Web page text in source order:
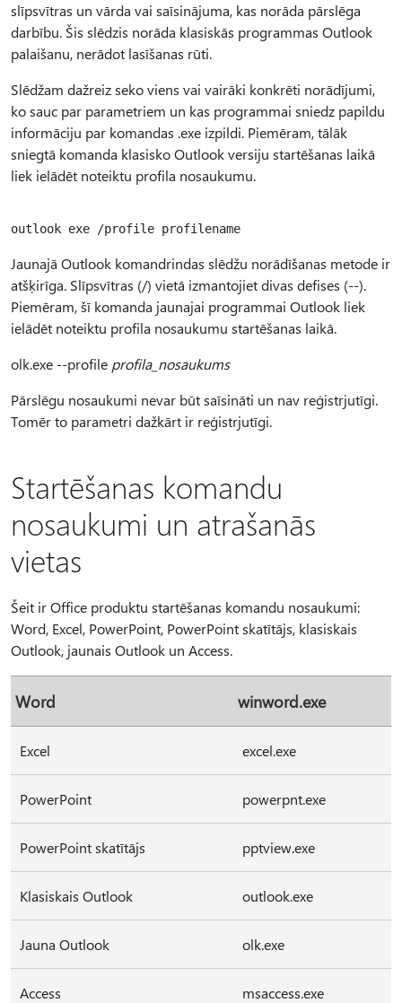
slīpsvītras un vārda vai saīsinājuma, kas norāda pārslēga
darbību. Šis slēdzis norāda klasiskās programmas Outlook
palaišanu, nerādot lasīšanas rūti.
Slēdžam dažreiz seko viens vai vairāki konkrēti norādījumi,
ko sauc par parametriem un kas programmai sniedz papildu
informāciju par komandas .exe izpildi. Piemēram, tālāk
sniegtā komanda klasisko Outlook versiju startēšanas laikā
liek ielādēt noteiktu profila nosaukumu.
Jaunajā Outlook komandrindas slēdžu norādīšanas metode ir
atšķirīga. Slīpsvītras (/) vietā izmantojiet divas defises (--).
Piemēram, šī komanda jaunajai programmai Outlook liek
ielādēt noteiktu profila nosaukumu startēšanas laikā.
olk.exe --profile profila_nosaukums
Pārslēgu nosaukumi nevar būt saīsināti un nav reģistrjutīgi.
Tomēr to parametri dažkārt ir reģistrjutīgi.
Startēšanas komandu
nosaukumi un atrašanās
vietas
Šeit ir Office produktu startēšanas komandu nosaukumi:
Word, Excel, PowerPoint, PowerPoint skatītājs, klasiskais
Outlook, jaunais Outlook un Access.
Word winword.exe
Excel excel.exe
PowerPoint powerpnt.exe
PowerPoint skatītājs pptview.exe
Klasiskais Outlook outlook.exe
Jauna Outlook olk.exe
Access msaccess.exe